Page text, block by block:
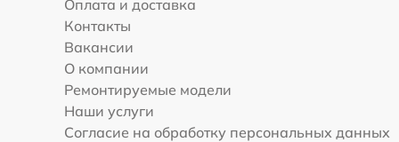
Оплата и доставка
Контакты
Вакансии
О компании
Ремонтируемые модели
Наши услуги
Согласие на обработку персональных данных